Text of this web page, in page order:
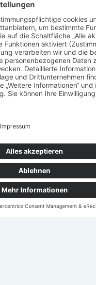
19 20
26 27 28 29
« Juli